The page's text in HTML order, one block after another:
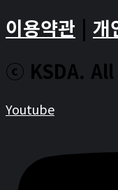
이용약관 | 개
ⓒ KSDA.
Youtube